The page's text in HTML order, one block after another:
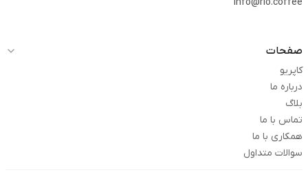
صفحات
کاپریو
درباره ما
بلاگ
تماس با ما
همکاری با ما
سوالات متداول